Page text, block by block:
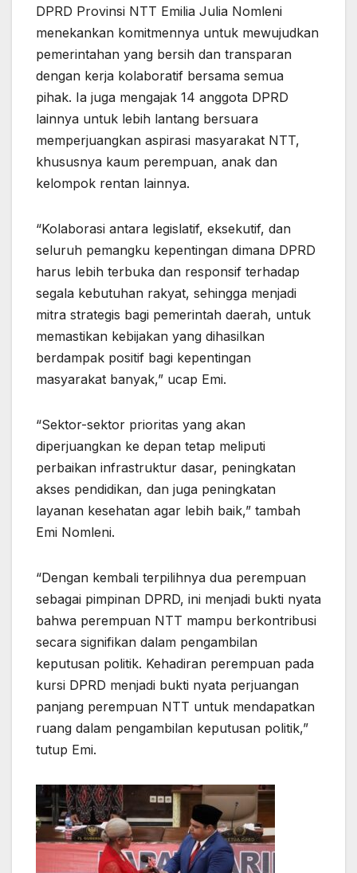
DPRD Provinsi NTT Emilia Julia Nomleni
menekankan komitmennya untuk mewujudkan
pemerintahan yang bersih dan transparan
dengan kerja kolaboratif bersama semua
pihak. Ia juga mengajak 14 anggota DPRD
lainnya untuk lebih lantang bersuara
memperjuangkan aspirasi masyarakat NTT,
khususnya kaum perempuan, anak dan
kelompok rentan lainnya.
“Kolaborasi antara legislatif, eksekutif, dan
seluruh pemangku kepentingan dimana DPRD
harus lebih terbuka dan responsif terhadap
segala kebutuhan rakyat, sehingga menjadi
mitra strategis bagi pemerintah daerah, untuk
memastikan kebijakan yang dihasilkan
berdampak positif bagi kepentingan
masyarakat banyak,” ucap Emi.
“Sektor-sektor prioritas yang akan
diperjuangkan ke depan tetap meliputi
perbaikan infrastruktur dasar, peningkatan
akses pendidikan, dan juga peningkatan
layanan kesehatan agar lebih baik,” tambah
Emi Nomleni.
“Dengan kembali terpilihnya dua perempuan
sebagai pimpinan DPRD, ini menjadi bukti nyata
bahwa perempuan NTT mampu berkontribusi
secara signifikan dalam pengambilan
keputusan politik. Kehadiran perempuan pada
kursi DPRD menjadi bukti nyata perjuangan
panjang perempuan NTT untuk mendapatkan
ruang dalam pengambilan keputusan politik,”
tutup Emi.